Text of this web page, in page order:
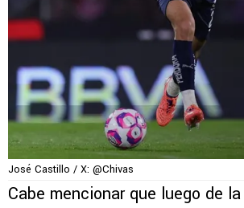
José Castillo / X: @Chivas
Cabe mencionar que luego de